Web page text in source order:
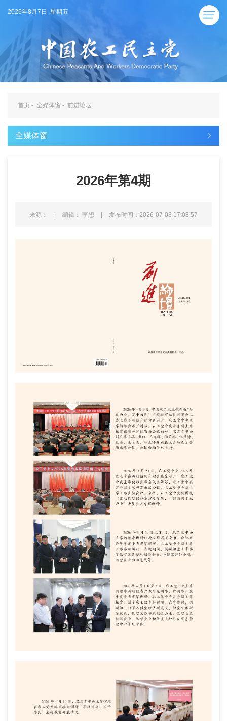
2026年8月7日 星期五
首页 - 全媒体窗 - 前进论坛
全媒体窗
2026年第4期
来源： | 编辑： 李想 | 发布时间：2026-07-03 17:08:57